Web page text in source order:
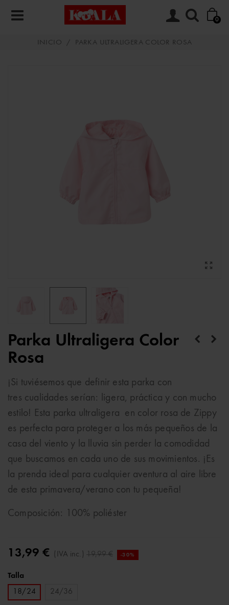
0
INICIO / PARKA ULTRALIGERA COLOR ROSA
Parka Ultraligera Color
Rosa
¡Si tuviésemos que definir esta parka con
tres cualidades serían: ligera, práctica y con mucho
estilo! Esta parka ultraligera en color rosa de Zippy
es perfecta para proteger a los más pequeños de la
casa del viento y la lluvia sin perder la comodidad
que buscamos en cada uno de sus movimientos. ¡Es
la prenda ideal para cualquier aventura al aire libre
de esta primavera/verano con tu pequeña!
Composición: 100% poliéster
13,99 € (IVA inc.) 19,99 € -30%
Talla
18/24
24/36